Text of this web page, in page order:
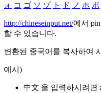
ォ コ ゴ ソ ゾ ト ド ノ ホ ボ
http://chineseinput.net/에서
할 수 있습니다.
변환된 중국어를 복사하여
예시)
中文 을 입력하시려면